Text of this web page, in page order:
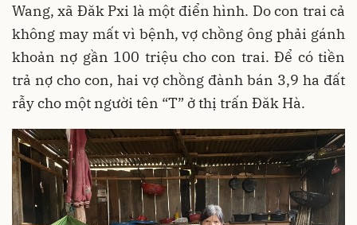
Wang, xã Đăk Pxi là một điển hình. Do con trai cả
không may mất vì bệnh, vợ chồng ông phải gánh
khoản nợ gần 100 triệu cho con trai. Để có tiền
trả nợ cho con, hai vợ chồng đành bán 3,9 ha đất
rẫy cho một người tên “T” ở thị trấn Đăk Hà.